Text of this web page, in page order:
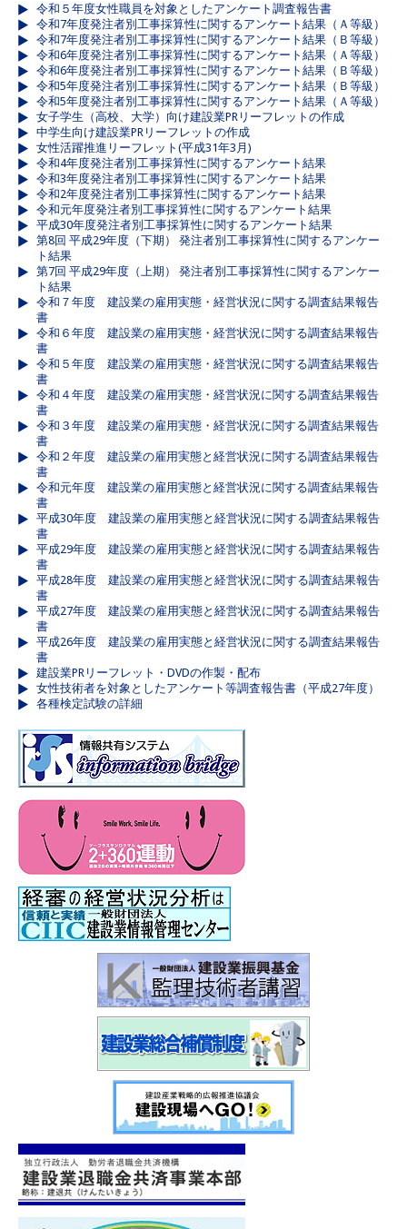
令和５年度女性職員を対象としたアンケート調査報告書
令和7年度発注者別工事採算性に関するアンケート結果（Ａ等級）
令和7年度発注者別工事採算性に関するアンケート結果（Ｂ等級）
令和6年度発注者別工事採算性に関するアンケート結果（Ａ等級）
令和6年度発注者別工事採算性に関するアンケート結果（Ｂ等級）
令和5年度発注者別工事採算性に関するアンケート結果（Ｂ等級）
令和5年度発注者別工事採算性に関するアンケート結果（Ａ等級）
女子学生（高校、大学）向け建設業PRリーフレットの作成
中学生向け建設業PRリーフレットの作成
女性活躍推進リーフレット(平成31年3月)
令和4年度発注者別工事採算性に関するアンケート結果
令和3年度発注者別工事採算性に関するアンケート結果
令和2年度発注者別工事採算性に関するアンケート結果
令和元年度発注者別工事採算性に関するアンケート結果
平成30年度発注者別工事採算性に関するアンケート結果
第8回 平成29年度（下期） 発注者別工事採算性に関するアンケー
ト結果
第7回 平成29年度（上期） 発注者別工事採算性に関するアンケー
ト結果
令和７年度 建設業の雇用実態・経営状況に関する調査結果報告
書
令和６年度 建設業の雇用実態・経営状況に関する調査結果報告
書
令和５年度 建設業の雇用実態・経営状況に関する調査結果報告
書
令和４年度 建設業の雇用実態・経営状況に関する調査結果報告
書
令和３年度 建設業の雇用実態・経営状況に関する調査結果報告
書
令和２年度 建設業の雇用実態と経営状況に関する調査結果報告
書
令和元年度 建設業の雇用実態と経営状況に関する調査結果報告
書
平成30年度 建設業の雇用実態と経営状況に関する調査結果報告
書
平成29年度 建設業の雇用実態と経営状況に関する調査結果報告
書
平成28年度 建設業の雇用実態と経営状況に関する調査結果報告
書
平成27年度 建設業の雇用実態と経営状況に関する調査結果報告
書
平成26年度 建設業の雇用実態と経営状況に関する調査結果報告
書
建設業PRリーフレット・DVDの作製・配布
女性技術者を対象としたアンケート等調査報告書（平成27年度）
各種検定試験の詳細